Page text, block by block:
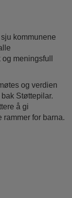
kommunene
meningsfull
og verdien
Støttepilar.
å gi
rammer for barna.